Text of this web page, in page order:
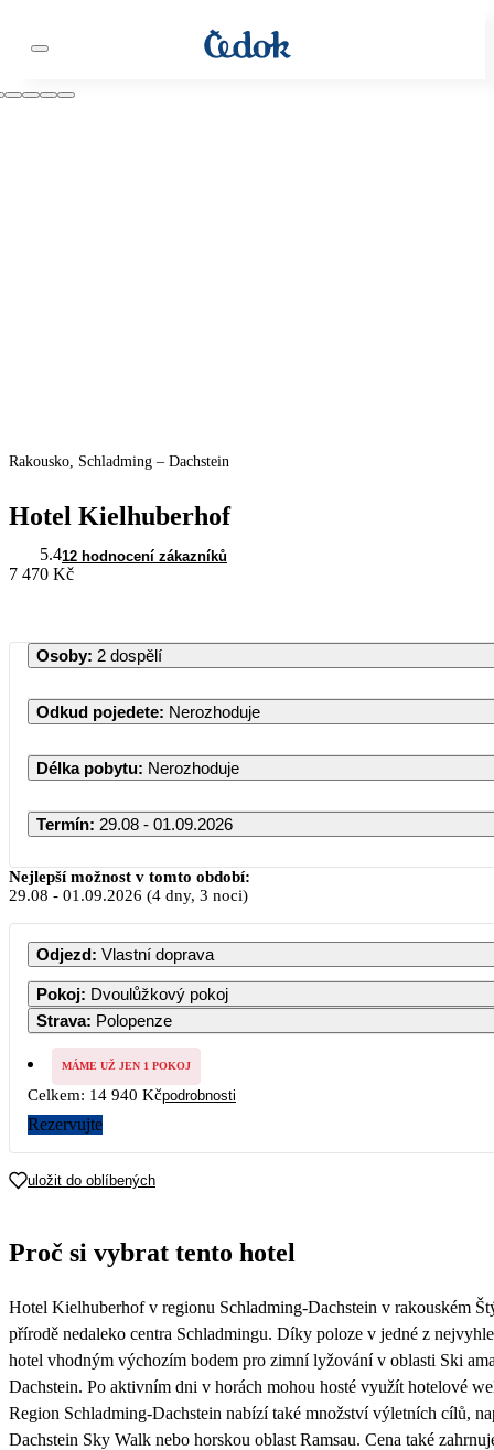
Rakousko, Schladming – Dachstein
Hotel Kielhuberhof
5.412 hodnocení zákazníků
7 470 Kč
Osoby: 2 dospělí
Odkud pojedete: Nerozhoduje
Délka pobytu: Nerozhoduje
Termín: 29.08 - 01.09.2026
Srpen 2026
PO ÚT ST ČT PÁ
3 4 5 6 7
17 18 19 20 21
Nejlepší možnost v tomto období:
29.08 - 01.09.2026 (4 dny, 3 noci)
Odjezd: Vlastní doprava
Pokoj: Dvoulůžkový pokoj
Strava: Polopenze
MÁME UŽ JEN 1 POKOJ
Celkem: 14 940 Kčpodrobnosti
Rezervujte
uložit do oblíbených
Proč si vybrat tento hotel
Hotel Kielhuberhof v regionu Schladming-Dachstein v rakouském
přírodě nedaleko centra Schladmingu. Díky poloze v jedné z
hotel vhodným výchozím bodem pro zimní lyžování v oblasti Ski
Dachstein. Po aktivním dni v horách mohou hosté využít hotelové
Region Schladming-Dachstein nabízí také množství výletních cílů,
Dachstein Sky Walk nebo horskou oblast Ramsau. Cena také